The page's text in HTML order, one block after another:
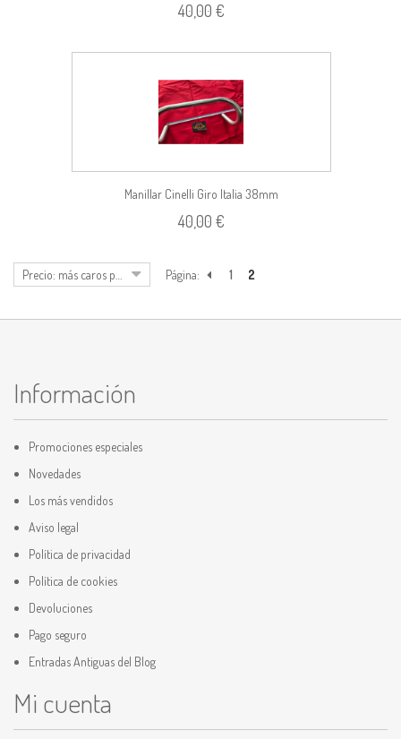
40,00 €
Manillar Cinelli Giro Italia 38mm
40,00 €
Página: 1 2
Información
Promociones especiales
Novedades
Los más vendidos
Aviso legal
Política de privacidad
Política de cookies
Devoluciones
Pago seguro
Entradas Antiguas del Blog
Mi cuenta